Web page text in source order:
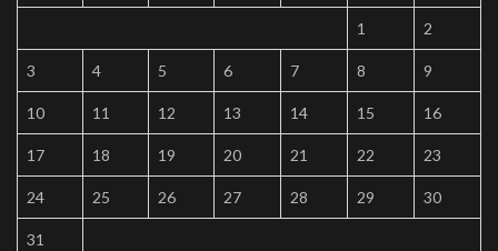
1 2
3 4 5 6 7 8 9
10 11 12 13 14 15 16
17 18 19 20 21 22 23
24 25 26 27 28 29 30
31